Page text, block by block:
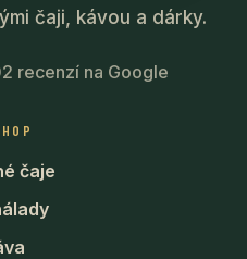
čaji, kávou a dárky.
recenzí na Google
čaje